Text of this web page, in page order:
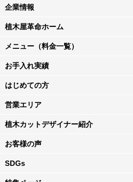
企業情報
植木屋革命ホーム
メニュー（料金一覧）
お手入れ実績
はじめての方
営業エリア
植木カットデザイナー紹介
お客様の声
SDGs